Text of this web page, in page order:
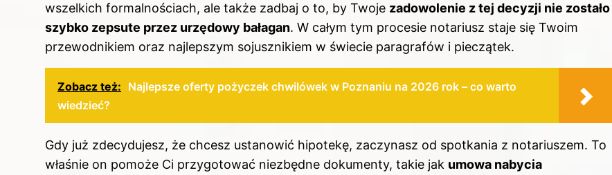
wszelkich formalnościach, ale także zadbaj o to, by Twoje zadowolenie z tej decyzji nie zostało
szybko zepsute przez urzędowy bałagan. W całym tym procesie notariusz staje się Twoim
przewodnikiem oraz najlepszym sojusznikiem w świecie paragrafów i pieczątek.
Zobacz też: Najlepsze oferty pożyczek chwilówek w Poznaniu na 2026 rok – co warto
wiedzieć?
Gdy już zdecydujesz, że chcesz ustanowić hipotekę, zaczynasz od spotkania z notariuszem. To
właśnie on pomoże Ci przygotować niezbędne dokumenty, takie jak umowa nabycia